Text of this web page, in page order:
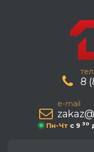
8
e-mail
Пн-Чт c 9 30